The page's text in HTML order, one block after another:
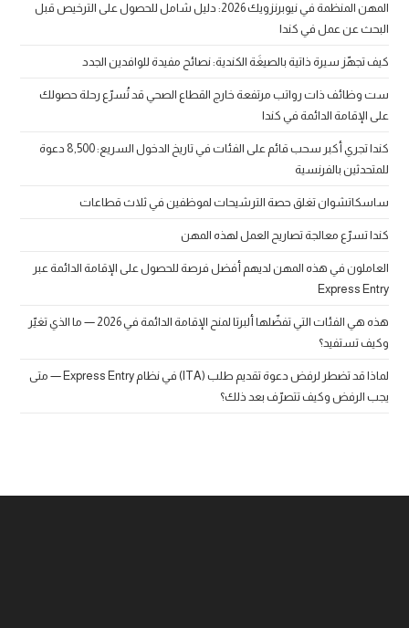
المهن المنظمة في نيوبرنزويك 2026: دليل شامل للحصول على الترخيص قبل
البحث عن عمل في كندا
كيف تجهّز سيرة ذاتية بالصيغَة الكندية: نصائح مفيدة للوافدين الجدد
ست وظائف ذات رواتب مرتفعة خارج القطاع الصحي قد تُسرّع رحلة حصولك
على الإقامة الدائمة في كندا
كندا تجري أكبر سحب قائم على الفئات في تاريخ الدخول السريع: 8,500 دعوة
للمتحدثين بالفرنسية
ساسكاتشوان تغلق حصة الترشيحات لموظفين في ثلاث قطاعات
كندا تسرّع معالجة تصاريح العمل لهذه المهن
العاملون في هذه المهن لديهم أفضل فرصة للحصول على الإقامة الدائمة عبر
Express Entry
هذه هي الفئات التي تفضّلها ألبرتا لمنح الإقامة الدائمة في 2026 — ما الذي تغيّر
وكيف تستفيد؟
لماذا قد تضطر لرفض دعوة تقديم طلب (ITA) في نظام Express Entry — متى
يجب الرفض وكيف تتصرّف بعد ذلك؟